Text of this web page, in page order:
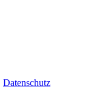
Datenschutz